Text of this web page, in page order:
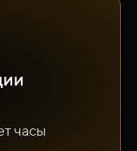
часы